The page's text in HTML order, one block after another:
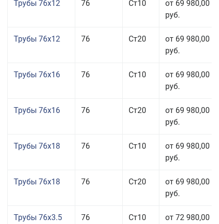
Трубы 76x12 76 Ст10
от 69 980,00
руб.
Трубы 76x12 76 Ст20
от 69 980,00
руб.
Трубы 76x16 76 Ст10
от 69 980,00
руб.
Трубы 76x16 76 Ст20
от 69 980,00
руб.
Трубы 76x18 76 Ст10
от 69 980,00
руб.
Трубы 76x18 76 Ст20
от 69 980,00
руб.
Трубы 76x3.5 76 Ст10
от 72 980,00